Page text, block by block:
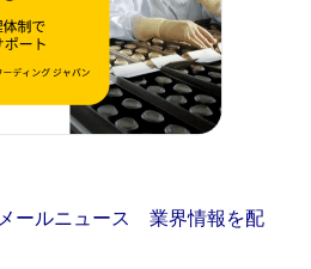
ールニュース 業界情報を配